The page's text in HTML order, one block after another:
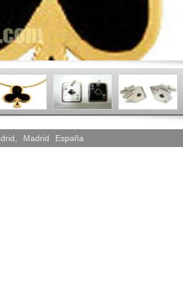
Madrid España